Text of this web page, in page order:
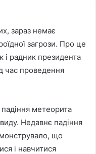
зараз немає
загрози. Про це
і радник президента
час проведення
метеорита
Недавнє падіння
що
і навчитися